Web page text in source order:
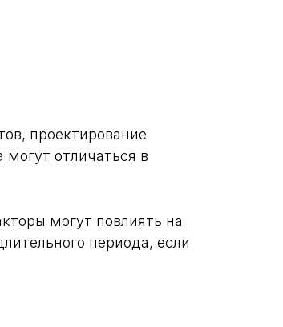
проектирование
отличаться в
могут повлиять на
периода, если